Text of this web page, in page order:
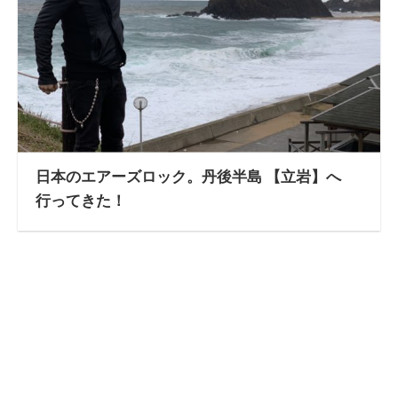
日本のエアーズロック。丹後半島 【立岩】へ
行ってきた！